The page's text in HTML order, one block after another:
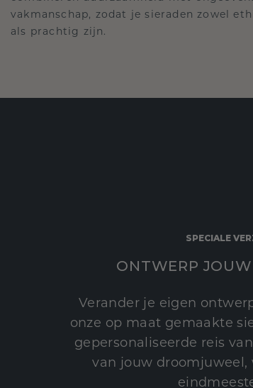
vakmanschap, zodat je sieraden zowel
als prachtig zijn.
SPECIALE
ONTWERP
Verander je eigen
onze op maat gemaakte
gepersonaliseerde reis
van jouw